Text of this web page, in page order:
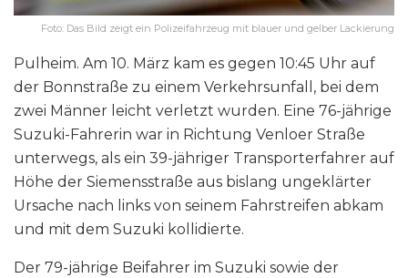
Foto: Das Bild zeigt ein Polizeifahrzeug mit blauer und gelber Lackierung
Pulheim. Am 10. März kam es gegen 10:45 Uhr auf
der Bonnstraße zu einem Verkehrsunfall, bei dem
zwei Männer leicht verletzt wurden. Eine 76-jährige
Suzuki-Fahrerin war in Richtung Venloer Straße
unterwegs, als ein 39-jähriger Transporterfahrer auf
Höhe der Siemensstraße aus bislang ungeklärter
Ursache nach links von seinem Fahrstreifen abkam
und mit dem Suzuki kollidierte.
Der 79-jährige Beifahrer im Suzuki sowie der